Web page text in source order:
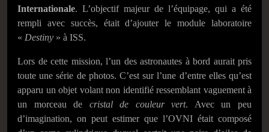
Internationale. L’objectif majeur de l’équipage, qui a été
rempli avec succès, était d’ajouter le module laboratoire
« Destiny » à ISS.
Lors de cette mission, l’un des astronautes à bord aurait pris
toute une série de photos. C’est sur l’une d’entre elles qu’est
apparu un objet volant non identifié ressemblant vaguement à
un morceau de cristal de couleur vert. Avec un peu
d’imagination, on peut estimer que l’OVNI était composé